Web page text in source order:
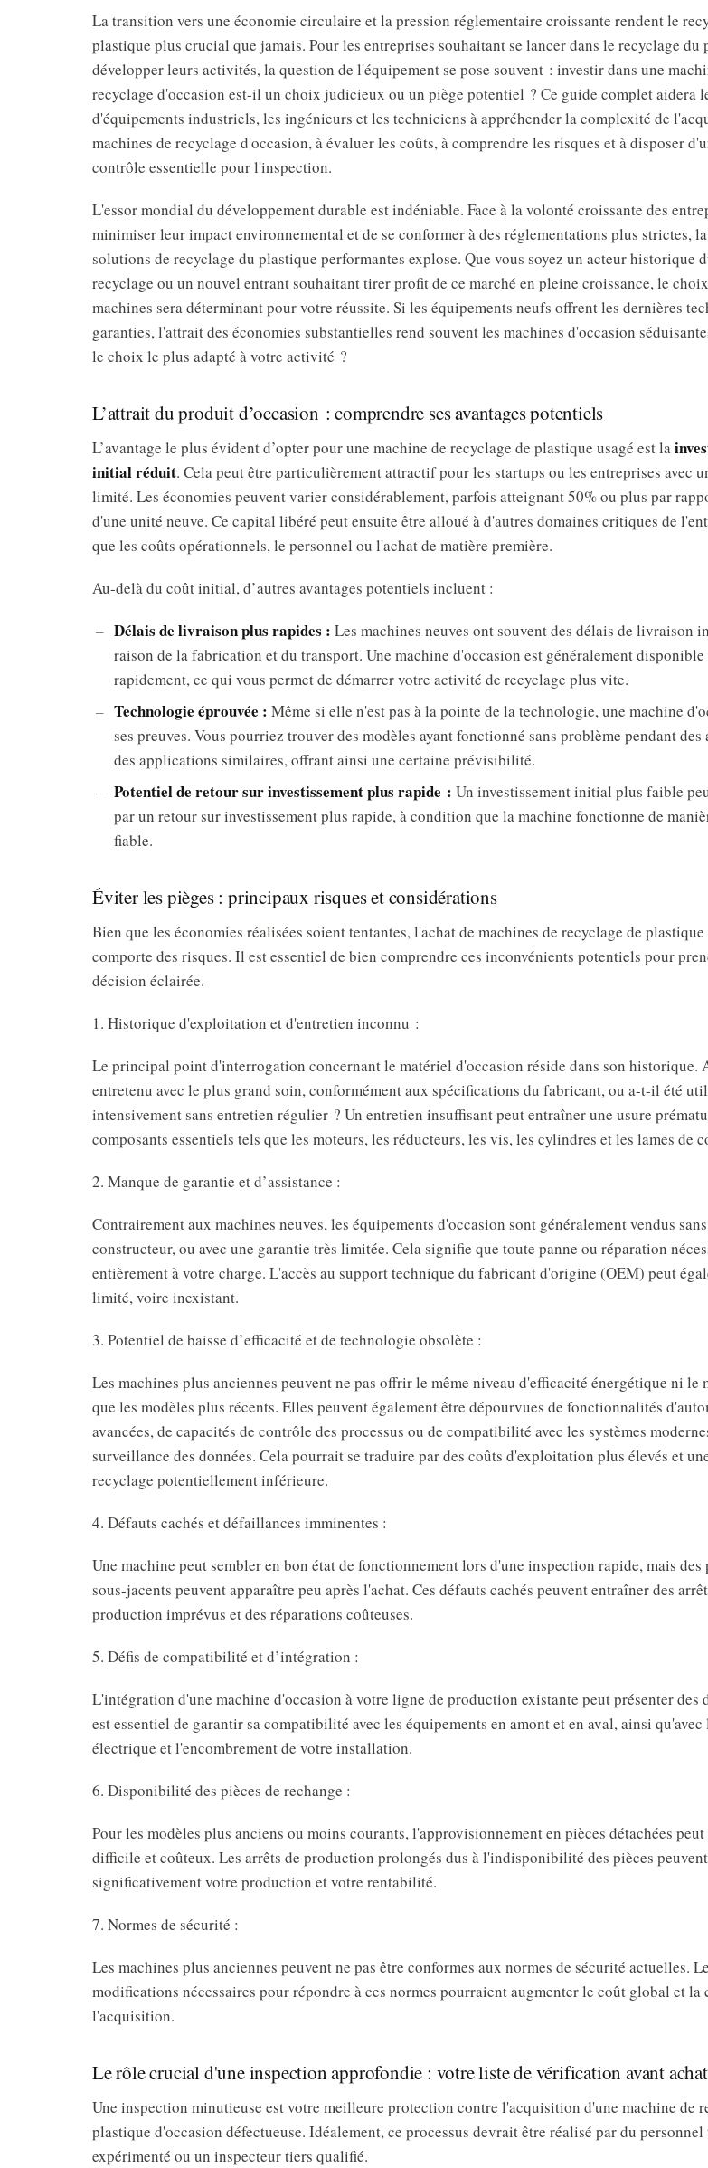
La transition vers une économie circulaire et la pression réglementaire croissante rendent le
plastique plus crucial que jamais. Pour les entreprises souhaitant se lancer dans le recyclage du
développer leurs activités, la question de l'équipement se pose souvent : investir dans une
recyclage d'occasion est-il un choix judicieux ou un piège potentiel ? Ce guide complet aidera
d'équipements industriels, les ingénieurs et les techniciens à appréhender la complexité de
machines de recyclage d'occasion, à évaluer les coûts, à comprendre les risques et à disposer
contrôle essentielle pour l'inspection.
L'essor mondial du développement durable est indéniable. Face à la volonté croissante des
minimiser leur impact environnemental et de se conformer à des réglementations plus strictes,
solutions de recyclage du plastique performantes explose. Que vous soyez un acteur historique
recyclage ou un nouvel entrant souhaitant tirer profit de ce marché en pleine croissance, le
machines sera déterminant pour votre réussite. Si les équipements neufs offrent les dernières
garanties, l'attrait des économies substantielles rend souvent les machines d'occasion
le choix le plus adapté à votre activité ?
L’attrait du produit d’occasion : comprendre ses avantages potentiels
L’avantage le plus évident d’opter pour une machine de recyclage de plastique usagé est la
initial réduit. Cela peut être particulièrement attractif pour les startups ou les entreprises avec
limité. Les économies peuvent varier considérablement, parfois atteignant 50% ou plus par
d'une unité neuve. Ce capital libéré peut ensuite être alloué à d'autres domaines critiques de
que les coûts opérationnels, le personnel ou l'achat de matière première.
Au-delà du coût initial, d’autres avantages potentiels incluent :
Délais de livraison plus rapides : Les machines neuves ont souvent des délais de livraison
raison de la fabrication et du transport. Une machine d'occasion est généralement
rapidement, ce qui vous permet de démarrer votre activité de recyclage plus vite.
Technologie éprouvée : Même si elle n'est pas à la pointe de la technologie, une machine
ses preuves. Vous pourriez trouver des modèles ayant fonctionné sans problème pendant des
des applications similaires, offrant ainsi une certaine prévisibilité.
Potentiel de retour sur investissement plus rapide : Un investissement initial plus faible
par un retour sur investissement plus rapide, à condition que la machine fonctionne de
fiable.
Éviter les pièges : principaux risques et considérations
Bien que les économies réalisées soient tentantes, l'achat de machines de recyclage de
comporte des risques. Il est essentiel de bien comprendre ces inconvénients potentiels pour
décision éclairée.
1. Historique d'exploitation et d'entretien inconnu :
Le principal point d'interrogation concernant le matériel d'occasion réside dans son historique.
entretenu avec le plus grand soin, conformément aux spécifications du fabricant, ou a-t-il été
intensivement sans entretien régulier ? Un entretien insuffisant peut entraîner une usure
composants essentiels tels que les moteurs, les réducteurs, les vis, les cylindres et les lames de
2. Manque de garantie et d’assistance :
Contrairement aux machines neuves, les équipements d'occasion sont généralement vendus
constructeur, ou avec une garantie très limitée. Cela signifie que toute panne ou réparation
entièrement à votre charge. L'accès au support technique du fabricant d'origine (OEM) peut
limité, voire inexistant.
3. Potentiel de baisse d’efficacité et de technologie obsolète :
Les machines plus anciennes peuvent ne pas offrir le même niveau d'efficacité énergétique ni le
que les modèles plus récents. Elles peuvent également être dépourvues de fonctionnalités
avancées, de capacités de contrôle des processus ou de compatibilité avec les systèmes
surveillance des données. Cela pourrait se traduire par des coûts d'exploitation plus élevés et
recyclage potentiellement inférieure.
4. Défauts cachés et défaillances imminentes :
Une machine peut sembler en bon état de fonctionnement lors d'une inspection rapide, mais des
sous-jacents peuvent apparaître peu après l'achat. Ces défauts cachés peuvent entraîner des
production imprévus et des réparations coûteuses.
5. Défis de compatibilité et d’intégration :
L'intégration d'une machine d'occasion à votre ligne de production existante peut présenter des
est essentiel de garantir sa compatibilité avec les équipements en amont et en aval, ainsi
électrique et l'encombrement de votre installation.
6. Disponibilité des pièces de rechange :
Pour les modèles plus anciens ou moins courants, l'approvisionnement en pièces détachées peut
difficile et coûteux. Les arrêts de production prolongés dus à l'indisponibilité des pièces
significativement votre production et votre rentabilité.
7. Normes de sécurité :
Les machines plus anciennes peuvent ne pas être conformes aux normes de sécurité actuelles.
modifications nécessaires pour répondre à ces normes pourraient augmenter le coût global et la
l'acquisition.
Le rôle crucial d'une inspection approfondie : votre liste de vérification avant achat
Une inspection minutieuse est votre meilleure protection contre l'acquisition d'une machine de
plastique d'occasion défectueuse. Idéalement, ce processus devrait être réalisé par du
expérimenté ou un inspecteur tiers qualifié.